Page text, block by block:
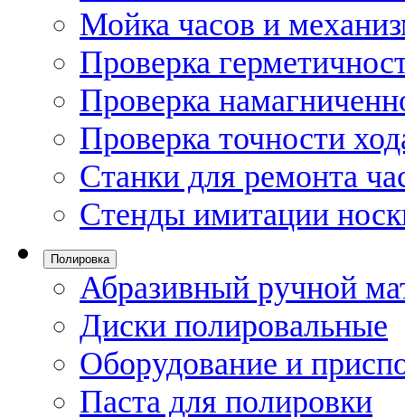
Мойка часов и
Проверка
Проверка
Проверка точности
Станки для ремонта
Стенды имитации
Полировка
Абразивный ручной
Диски полировальные
Оборудование и
Паста для полировки